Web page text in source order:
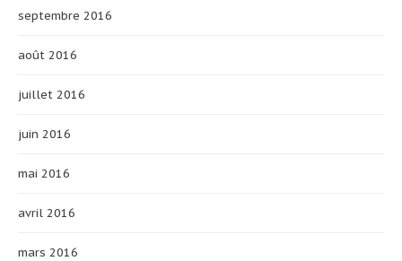
septembre 2016
août 2016
juillet 2016
juin 2016
mai 2016
avril 2016
mars 2016